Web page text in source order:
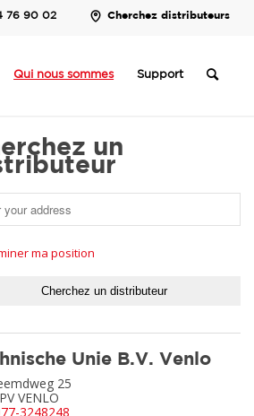
76 90 02 Cherchez distributeurs
Qui nous sommes Support
un
ma position
Cherchez un distributeur
Unie B.V. Venlo
25
VENLO
3248248